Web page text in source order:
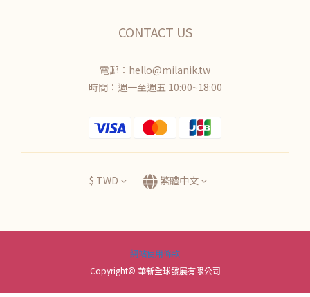
CONTACT US
電郵：hello@milanik.tw
時間：週一至週五 10:00~18:00
$ TWD 繁體中文
網站使用條款
Copyright© 華新全球發展有限公司